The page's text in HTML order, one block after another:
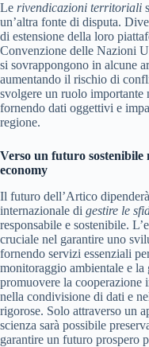
Le rivendicazioni territoriali
un’altra fonte di disputa.
di estensione della loro
Convenzione delle Nazioni
si sovrappongono in alcune
aumentando il rischio di
svolgere un ruolo
fornendo dati oggettivi e
regione.
Verso un futuro sostenibile
economy
Il futuro dell’Artico
internazionale di gestire le
responsabile e sostenibile.
cruciale nel garantire uno
fornendo servizi essenziali
monitoraggio ambientale e la
promuovere la cooperazione
nella condivisione di dati e
rigorose. Solo attraverso un
scienza sarà possibile
garantire un futuro prospero